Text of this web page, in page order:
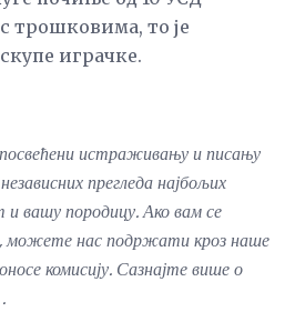
трошковима, то је
играчке.
истраживању и писању
прегледа најбољих
вашу породицу.Ако вам се
можете нас подржати кроз наше
комисију. Сазнајте више о
.